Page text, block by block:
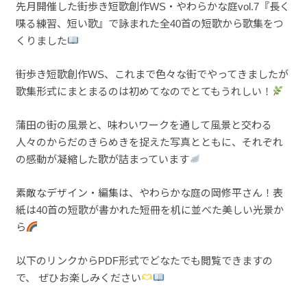
先月開催した街歩き短歌創作WS・やわらかな庭vol.7『長く
喋る練習、短い歌』で詠まれた全40首の短歌から歌集をつ
くりました
街歩き短歌創作WS、これまで色々な街でやってきましたが
歌集形式にまとまるのは初めてなのでとてもうれしい！
蒲田の街の風景と、味わいワークを通して風景と交わる
人々のからだのきらめきを捉えた写真とともに、それぞれ
の感動が凝縮した歌が詰まっています
素敵なデザイン・編集は、やわらかな庭の岡修平さん！表
紙は40首の短歌が書かれた短冊を机に並べた美しい光景か
ら
以下のリンクからPDF形式でどなたでも閲覧できますの
で、 ぜひお楽しみください